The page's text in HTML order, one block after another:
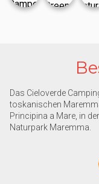
Das Cieloverde
toskanischen
Principina a Mare, in
Naturpark Maremma.
archäologischen